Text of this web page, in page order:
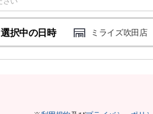
選択中の日時 ミライズ吹田